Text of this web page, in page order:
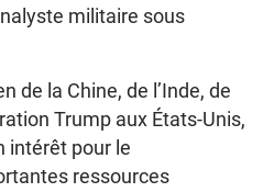
militaire sous
de la Chine, de l’Inde, de
Trump aux États-Unis,
intérêt pour le
ressources